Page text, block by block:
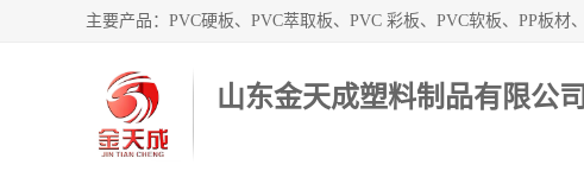
山东金天成塑料制品有限公司